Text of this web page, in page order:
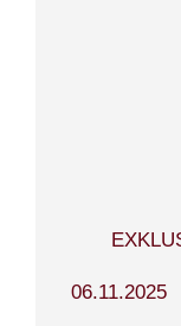
06.11.2025